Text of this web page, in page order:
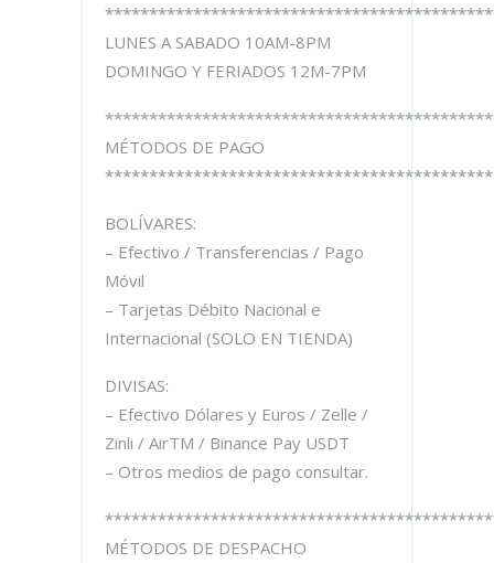
LUNES A SABADO 10AM-8PM
DOMINGO Y FERIADOS 12M-7PM
MÉTODOS DE PAGO
BOLÍVARES:
– Efectivo / Transferencias / Pago
Móvil
– Tarjetas Débito Nacional e
Internacional (SOLO EN TIENDA)
DIVISAS:
– Efectivo Dólares y Euros / Zelle /
Zinli / AirTM / Binance Pay USDT
– Otros medios de pago consultar.
MÉTODOS DE DESPACHO